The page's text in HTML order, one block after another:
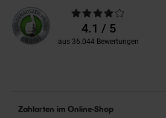
Durchschnittliche
Bewertungen4.1 / 5
aus 36.044 Bewertungen
Zahlarten im Online-Shop